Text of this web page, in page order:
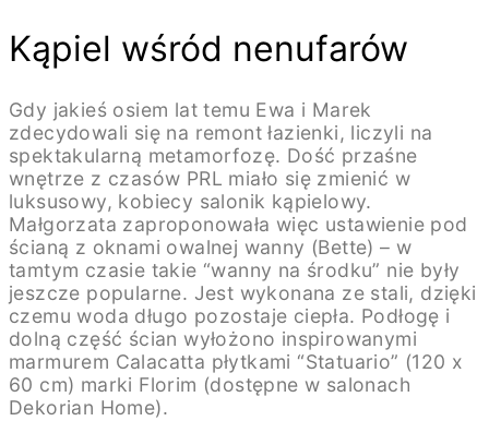
Kąpiel wśród nenufarów
Gdy jakieś osiem lat temu Ewa i Marek
zdecydowali się na remont łazienki, liczyli na
spektakularną metamorfozę. Dość przaśne
wnętrze z czasów PRL miało się zmienić w
luksusowy, kobiecy salonik kąpielowy.
Małgorzata zaproponowała więc ustawienie pod
ścianą z oknami owalnej wanny (Bette) – w
tamtym czasie takie “wanny na środku” nie były
jeszcze popularne. Jest wykonana ze stali, dzięki
czemu woda długo pozostaje ciepła. Podłogę i
dolną część ścian wyłożono inspirowanymi
marmurem Calacatta płytkami “Statuario” (120 x
60 cm) marki Florim (dostępne w salonach
Dekorian Home).